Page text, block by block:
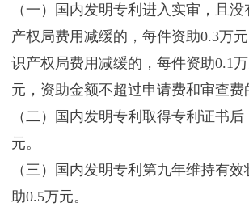
（一）国内发明专利进入实审，且
产权局费用减缓的，每件资助0.3万
识产权局费用减缓的，每件资助0.1
元，资助金额不超过申请费和审查费
（二）国内发明专利取得专利证书
元。
（三）国内发明专利第九年维持有
助0.5万元。